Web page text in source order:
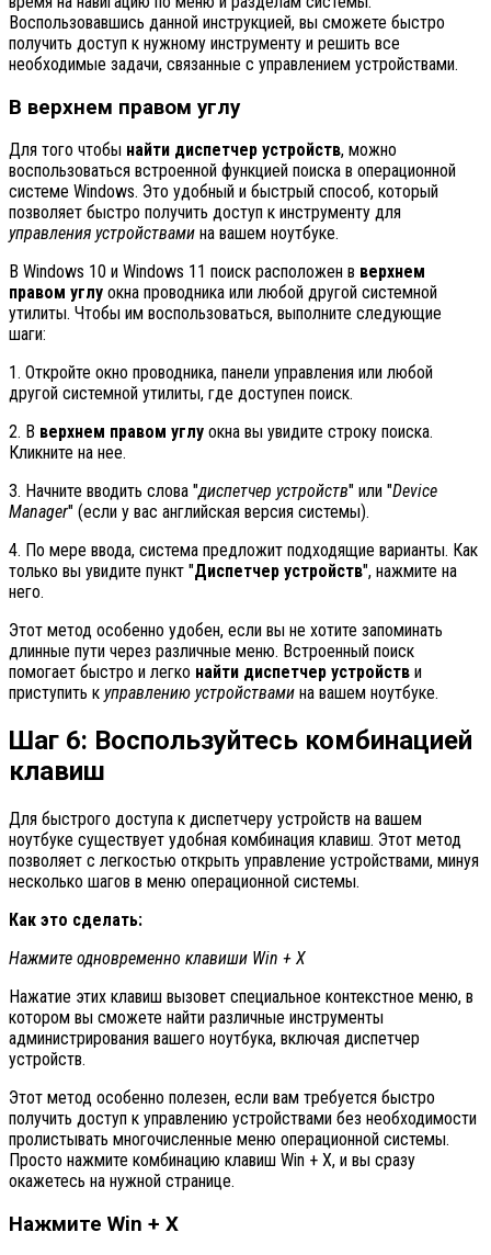
Воспользовавшись данной инструкцией, вы сможете быстро
получить доступ к нужному инструменту и решить все
необходимые задачи, связанные с управлением устройствами.
В верхнем правом углу
Для того чтобы найти диспетчер устройств, можно
воспользоваться встроенной функцией поиска в операционной
системе Windows. Это удобный и быстрый способ, который
позволяет быстро получить доступ к инструменту для
управления устройствами на вашем ноутбуке.
В Windows 10 и Windows 11 поиск расположен в верхнем
правом углу окна проводника или любой другой системной
утилиты. Чтобы им воспользоваться, выполните следующие
шаги:
1. Откройте окно проводника, панели управления или любой
другой системной утилиты, где доступен поиск.
2. В верхнем правом углу окна вы увидите строку поиска.
Кликните на нее.
3. Начните вводить слова "диспетчер устройств" или "Device
Manager" (если у вас английская версия системы).
4. По мере ввода, система предложит подходящие варианты. Как
только вы увидите пункт "Диспетчер устройств", нажмите на
него.
Этот метод особенно удобен, если вы не хотите запоминать
длинные пути через различные меню. Встроенный поиск
помогает быстро и легко найти диспетчер устройств и
приступить к управлению устройствами на вашем ноутбуке.
Шаг 6: Воспользуйтесь комбинацией
клавиш
Для быстрого доступа к диспетчеру устройств на вашем
ноутбуке существует удобная комбинация клавиш. Этот метод
позволяет с легкостью открыть управление устройствами, минуя
несколько шагов в меню операционной системы.
Как это сделать:
Нажмите одновременно клавиши Win + X
Нажатие этих клавиш вызовет специальное контекстное меню, в
котором вы сможете найти различные инструменты
администрирования вашего ноутбука, включая диспетчер
устройств.
Этот метод особенно полезен, если вам требуется быстро
получить доступ к управлению устройствами без необходимости
пролистывать многочисленные меню операционной системы.
Просто нажмите комбинацию клавиш Win + X, и вы сразу
окажетесь на нужной странице.
Нажмите Win + X